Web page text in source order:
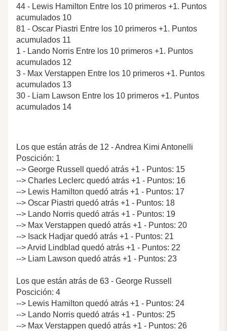
44 - Lewis Hamilton Entre los 10 primeros +1. Puntos
acumulados 10
81 - Oscar Piastri Entre los 10 primeros +1. Puntos
acumulados 11
1 - Lando Norris Entre los 10 primeros +1. Puntos
acumulados 12
3 - Max Verstappen Entre los 10 primeros +1. Puntos
acumulados 13
30 - Liam Lawson Entre los 10 primeros +1. Puntos
acumulados 14
Los que están atrás de 12 - Andrea Kimi Antonelli
Poscición: 1
--> George Russell quedó atrás +1 - Puntos: 15
--> Charles Leclerc quedó atrás +1 - Puntos: 16
--> Lewis Hamilton quedó atrás +1 - Puntos: 17
--> Oscar Piastri quedó atrás +1 - Puntos: 18
--> Lando Norris quedó atrás +1 - Puntos: 19
--> Max Verstappen quedó atrás +1 - Puntos: 20
--> Isack Hadjar quedó atrás +1 - Puntos: 21
--> Arvid Lindblad quedó atrás +1 - Puntos: 22
--> Liam Lawson quedó atrás +1 - Puntos: 23
Los que están atrás de 63 - George Russell
Poscición: 4
--> Lewis Hamilton quedó atrás +1 - Puntos: 24
--> Lando Norris quedó atrás +1 - Puntos: 25
--> Max Verstappen quedó atrás +1 - Puntos: 26